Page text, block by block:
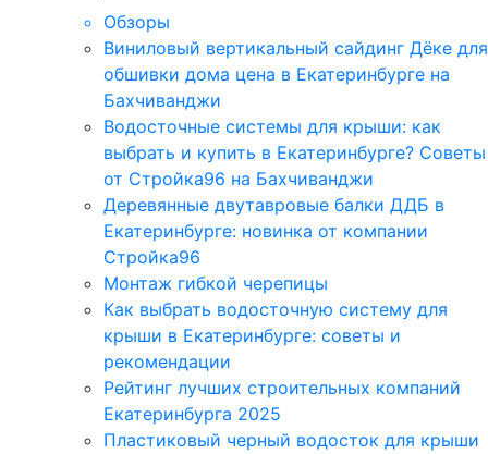
Обзоры
Виниловый вертикальный сайдинг Дёке для
обшивки дома цена в Екатеринбурге на
Бахчиванджи
Водосточные системы для крыши: как
выбрать и купить в Екатеринбурге? Советы
от Стройка96 на Бахчиванджи
Деревянные двутавровые балки ДДБ в
Екатеринбурге: новинка от компании
Стройка96
Монтаж гибкой черепицы
Как выбрать водосточную систему для
крыши в Екатеринбурге: советы и
рекомендации
Рейтинг лучших строительных компаний
Екатеринбурга 2025
Пластиковый черный водосток для крыши